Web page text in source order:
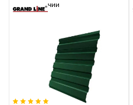
В наличии